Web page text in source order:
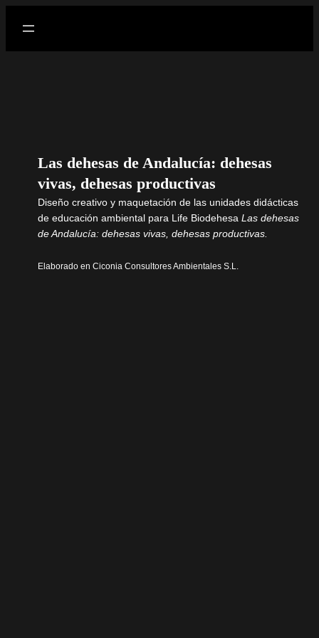
Las dehesas de Andalucía: dehesas
vivas, dehesas productivas
Diseño creativo y maquetación de las unidades didácticas
de educación ambiental para Life Biodehesa Las dehesas
de Andalucía: dehesas vivas, dehesas productivas.
Elaborado en Ciconia Consultores Ambientales S.L.